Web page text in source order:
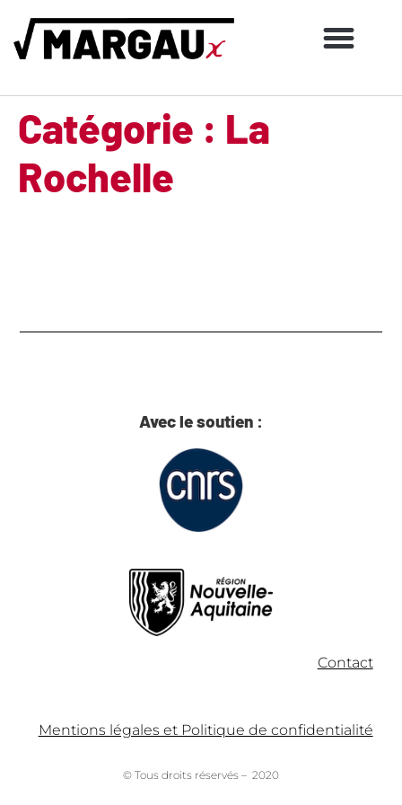
Catégorie : La
Rochelle
Avec le soutien :
Contact
Mentions légales et Politique de confidentialité
© Tous droits réservés – 2020